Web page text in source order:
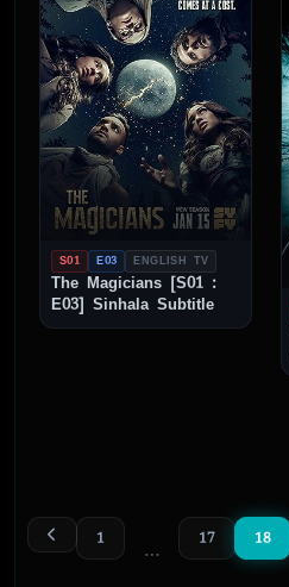
S01 E03 ENGLISH TV
The Magicians [S01 :
E03] Sinhala Subtitle
1 … 17 18